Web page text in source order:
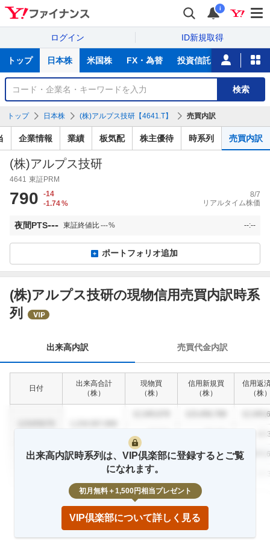
i
ログイン ID新規取得
サ
トップ 日本株 米国株 FX・為替 投資信託 ニュース
銘
検
検索
トップ 日本株 (株)アルプス技研【4641.T】 売買内訳
企業情報 業績 板気配 株主優待 時系列 売買内訳
(株)アルプス技研
4641 東証PRM
790
-14
-1.74%
8/7
リアルタイム株価
夜間PTS--- 東証終値比---% --:--
ポートフォリオ追加
(株)アルプス技研の現物信用売買内訳時系
列
来
訳
出来高内訳 売買代金内訳
日付
出来高合計
（株）
現物買
（株）
信用新規買
（株）
信用返
（株
1,234,567,890
12,345,678 123,456,789
12.3
12,345,678 123,456,789
12.3 %
出来高内訳時系列は、VIP倶楽部に登録するとご覧
になれます。
初月無料＋1,500円相当プレゼント
VIP倶楽部について詳しく見る